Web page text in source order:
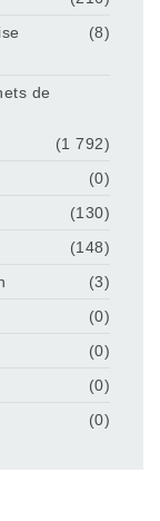
(8)
de
(1 792)
(0)
(130)
(148)
(3)
(0)
(0)
(0)
(0)